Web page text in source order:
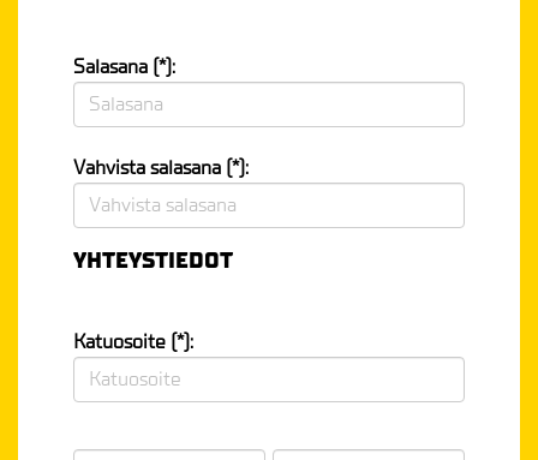
Salasana (*):
Vahvista salasana (*):
YHTEYSTIEDOT
Katuosoite (*):